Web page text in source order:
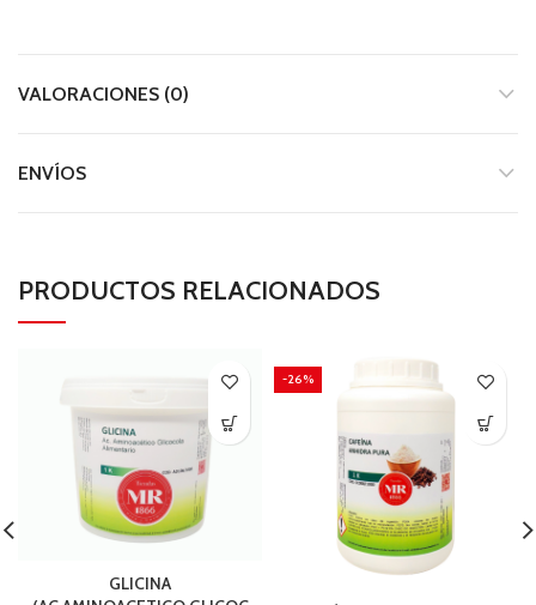
VALORACIONES (0)
ENVÍOS
PRODUCTOS RELACIONADOS
GLICINA
-26%